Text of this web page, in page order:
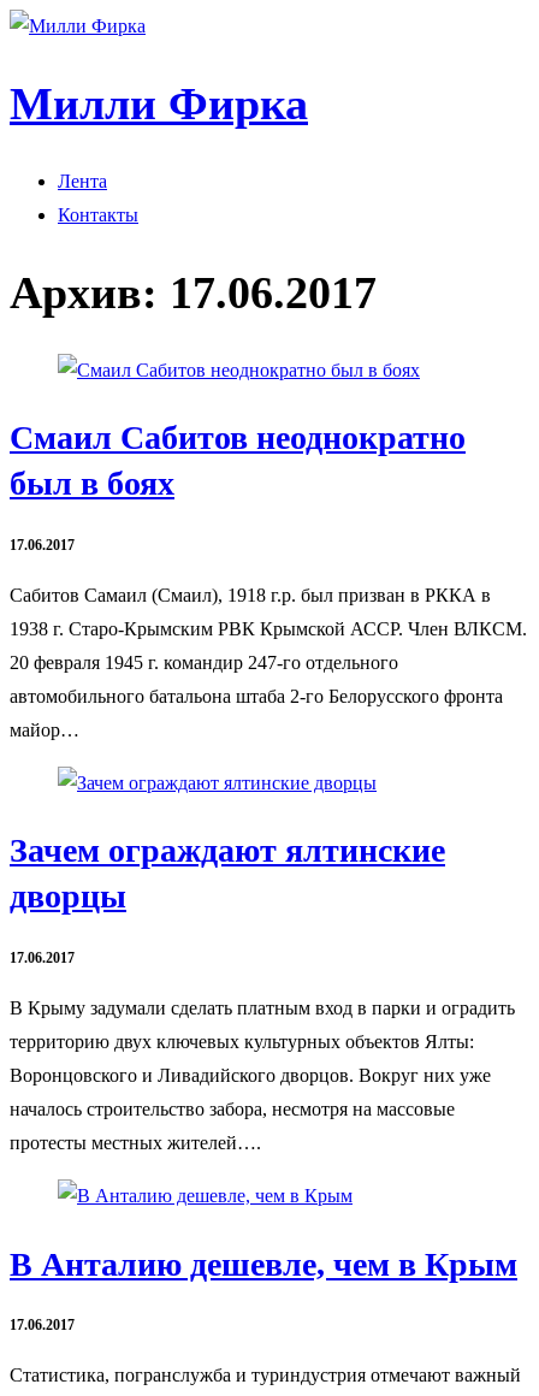
Милли Фирка
Лента
Контакты
Архив: 17.06.2017
Смаил Сабитов неоднократно
был в боях
17.06.2017
Сабитов Самаил (Смаил), 1918 г.р. был призван в РККА в
1938 г. Старо-Крымским РВК Крымской АССР. Член ВЛКСМ.
20 февраля 1945 г. командир 247-го отдельного
автомобильного батальона штаба 2-го Белорусского фронта
майор…
Зачем ограждают ялтинские
дворцы
17.06.2017
В Крыму задумали сделать платным вход в парки и оградить
территорию двух ключевых культурных объектов Ялты:
Воронцовского и Ливадийского дворцов. Вокруг них уже
началось строительство забора, несмотря на массовые
протесты местных жителей….
В Анталию дешевле, чем в Крым
17.06.2017
Статистика, погранслужба и туриндустрия отмечают важный